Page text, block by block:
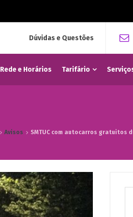
Dúvidas e Questões
Rede e Horários Tarifário
Avisos SMTUC com autocarros gratuitos